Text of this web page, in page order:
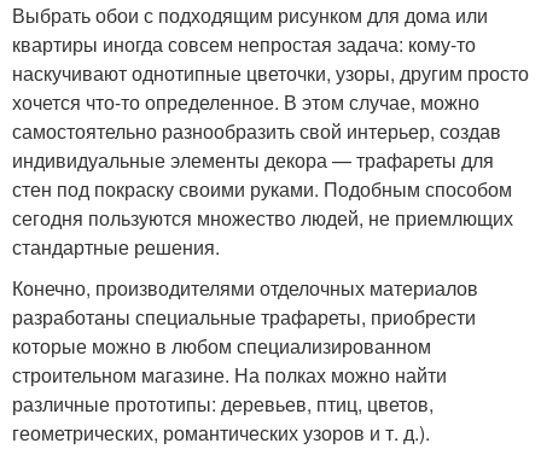
Выбрать обои с подходящим рисунком для дома или
квартиры иногда совсем непростая задача: кому-то
наскучивают однотипные цветочки, узоры, другим просто
хочется что-то определенное. В этом случае, можно
самостоятельно разнообразить свой интерьер, создав
индивидуальные элементы декора — трафареты для
стен под покраску своими руками. Подобным способом
сегодня пользуются множество людей, не приемлющих
стандартные решения.
Конечно, производителями отделочных материалов
разработаны специальные трафареты, приобрести
которые можно в любом специализированном
строительном магазине. На полках можно найти
различные прототипы: деревьев, птиц, цветов,
геометрических, романтических узоров и т. д.).